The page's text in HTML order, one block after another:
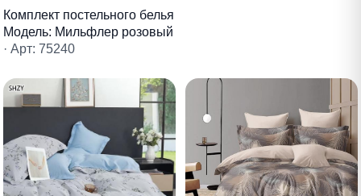
Комплект постельного белья
Модель: Мильфлер розовый
· Арт: 75240